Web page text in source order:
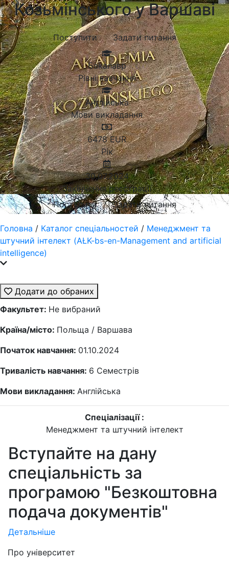
Козьмінського у Варшаві
Поступити Задати питання
Бакалавр
Рівні навчання
Англійська
Мови викладання
6478 EUR
Рік
30.07.2024
Закінчення реєстрації
Поступити
Задати питання
Головна / Каталог спеціальностей / Менеджмент та
штучний інтелект (AŁK-bs-en-Management and artificial
intelligence)
Додати до обраних
Факультет: Не вибраний
Країна/місто: Польща / Варшава
Початок навчання: 01.10.2024
Тривалість навчання: 6 Семестрів
Мови викладання: Англійська
Спеціалізації :
Менеджмент та штучний інтелект
Вступайте на дану
спеціальність за
програмою "Безкоштовна
подача документів"
Детальніше
Про університет